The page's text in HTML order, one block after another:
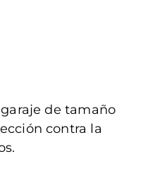
de tamaño
contra la